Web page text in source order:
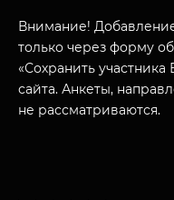
Внимание!
только через форму
«Сохранить
сайта. Анкеты,
не рассматриваются.